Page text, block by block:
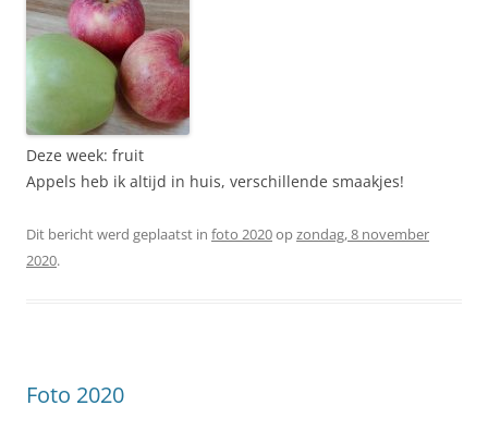
Deze week: fruit
Appels heb ik altijd in huis, verschillende smaakjes!
Dit bericht werd geplaatst in foto 2020opzondag, 8 november
2020.
Foto 2020